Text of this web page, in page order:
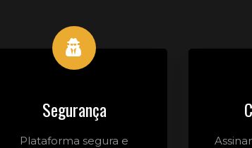
Segurança
Plataforma segura e